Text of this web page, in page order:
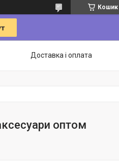
Кошик
Доставка і оплата
оптом